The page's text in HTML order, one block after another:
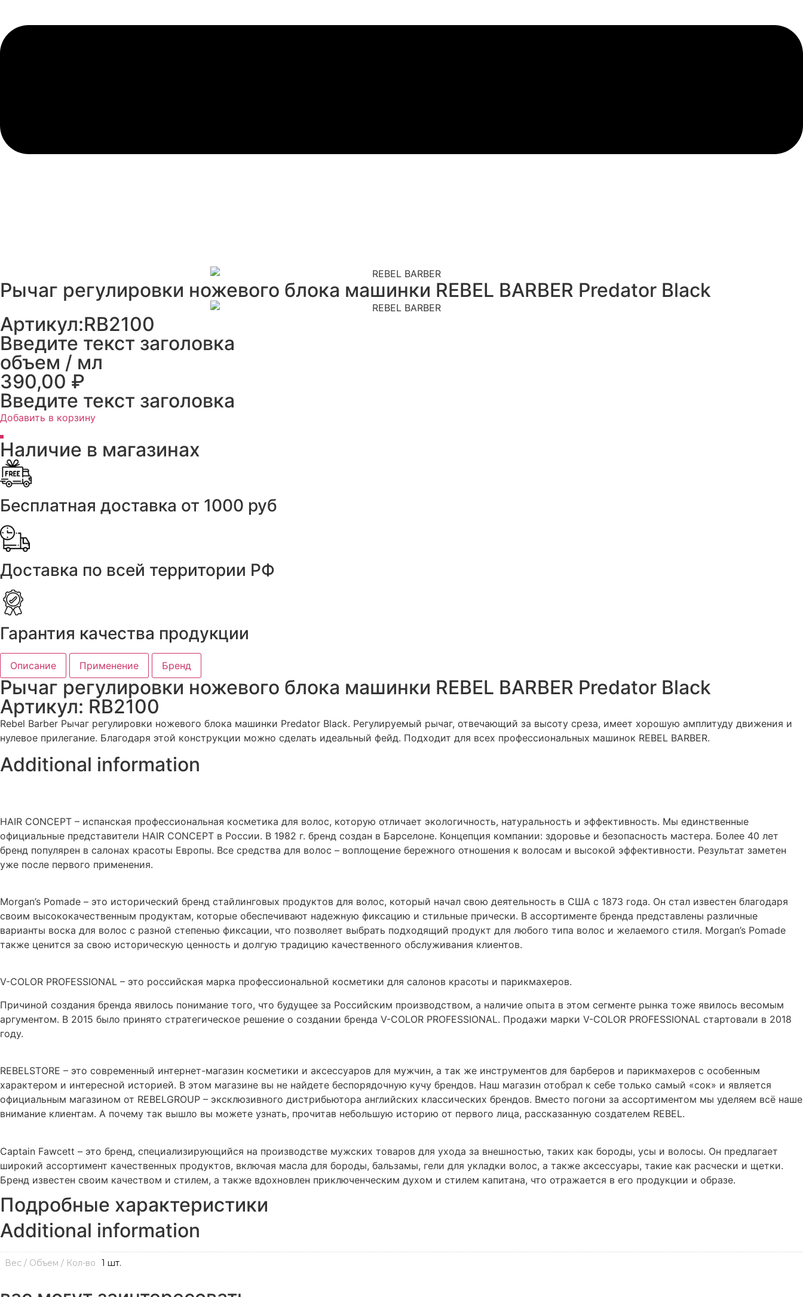
Рычаг регулировки ножевого блока машинки REBEL BARBER Predator Black
Артикул:RB2100
Введите текст заголовка
объем / мл
390,00 ₽
Введите текст заголовка
Добавить в корзину
Наличие в магазинах
Бесплатная доставка от 1000 руб
Доставка по всей территории РФ
Гарантия качества продукции
Описание Применение Бренд
Рычаг регулировки ножевого блока машинки REBEL BARBER Predator Black
Артикул: RB2100
Rebel Barber Рычаг регулировки ножевого блока машинки Predator Black. Регулируемый рычаг, отвечающий за высоту среза, имеет хорошую амплитуду движения и
нулевое прилегание. Благодаря этой конструкции можно сделать идеальный фейд. Подходит для всех профессиональных машинок REBEL BARBER.
Additional information
HAIR CONCEPT – испанская профессиональная косметика для волос, которую отличает экологичность, натуральность и эффективность. Мы единственные
официальные представители HAIR CONCEPT в России. В 1982 г. бренд создан в Барселоне. Концепция компании: здоровье и безопасность мастера. Более 40 лет
бренд популярен в салонах красоты Европы. Все средства для волос – воплощение бережного отношения к волосам и высокой эффективности. Результат заметен
уже после первого применения.
Morgan’s Pomade – это исторический бренд стайлинговых продуктов для волос, который начал свою деятельность в США с 1873 года. Он стал известен благодаря
своим высококачественным продуктам, которые обеспечивают надежную фиксацию и стильные прически. В ассортименте бренда представлены различные
варианты воска для волос с разной степенью фиксации, что позволяет выбрать подходящий продукт для любого типа волос и желаемого стиля. Morgan’s Pomade
также ценится за свою историческую ценность и долгую традицию качественного обслуживания клиентов.
V-COLOR PROFESSIONAL – это российская марка профессиональной косметики для салонов красоты и парикмахеров.
Причиной создания бренда явилось понимание того, что будущее за Российским производством, а наличие опыта в этом сегменте рынка тоже явилось весомым
аргументом. В 2015 было принято стратегическое решение о создании бренда V-COLOR PROFESSIONAL. Продажи марки V-COLOR PROFESSIONAL стартовали в 2018
году.
REBELSTORE – это современный интернет-магазин косметики и аксессуаров для мужчин, а так же инструментов для барберов и парикмахеров с особенным
характером и интересной историей. В этом магазине вы не найдете беспорядочную кучу брендов. Наш магазин отобрал к себе только самый «сок» и является
официальным магазином от REBELGROUP – эксклюзивного дистрибьютора английских классических брендов. Вместо погони за ассортиментом мы уделяем всё наше
внимание клиентам. А почему так вышло вы можете узнать, прочитав небольшую историю от первого лица, рассказанную создателем REBEL.
Captain Fawcett – это бренд, специализирующийся на производстве мужских товаров для ухода за внешностью, таких как бороды, усы и волосы. Он предлагает
широкий ассортимент качественных продуктов, включая масла для бороды, бальзамы, гели для укладки волос, а также аксессуары, такие как расчески и щетки.
Бренд известен своим качеством и стилем, а также вдохновлен приключенческим духом и стилем капитана, что отражается в его продукции и образе.
Подробные характеристики
Additional information
Вес / Объем / Кол-во 1 шт.